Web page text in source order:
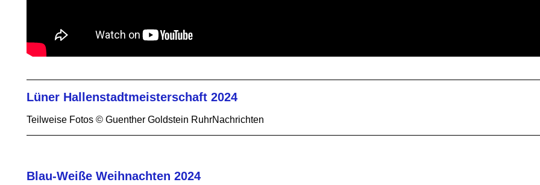
Lüner Hallenstadtmeisterschaft 2024
Teilweise Fotos © Guenther Goldstein RuhrNachrichten
Blau-Weiße Weihnachten 2024